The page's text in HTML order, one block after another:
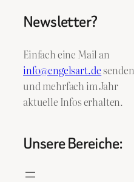
Newsletter?
Einfach eine Mail an
info@engelsart.desenden
und mehrfach im Jahr
aktuelle Infos erhalten.
Unsere Bereiche: